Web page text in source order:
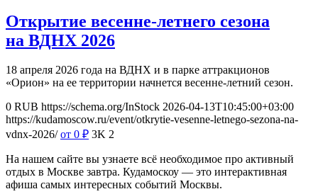
Открытие весенне-летнего сезона
на ВДНХ 2026
18 апреля 2026 года на ВДНХ и в парке аттракционов
«Орион» на ее территории начнется весенне-летний сезон.
0 RUB https://schema.org/InStock 2026-04-13T10:45:00+03:00
https://kudamoscow.ru/event/otkrytie-vesenne-letnego-sezona-na-
vdnx-2026/ от 0 ₽ 3K 2
На нашем сайте вы узнаете всё необходимое про активный
отдых в Москве завтра. Кудамоскоу — это интерактивная
афиша самых интересных событий Москвы.